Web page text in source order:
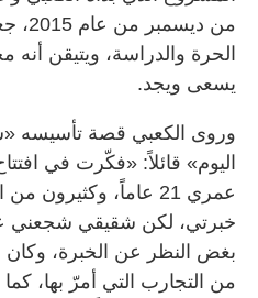
من
الحرة والدراسة، ويتيقن
يسعى ويجد.
وروى الكعبي قصة تأسيسه
اليوم» قائلاً: «فكّرت في
عمري 21 عاماً،
خبرتي، لكن شقيقي شجعني
بغض النظر عن الخبرة، وكان
من التجارب التي أمرّ بها،